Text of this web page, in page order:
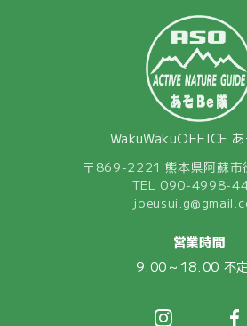
WakuWakuOFFICE
〒869-2221 熊本県阿蘇市
TEL 090-4998-
営業時間
9:00～18:00 不